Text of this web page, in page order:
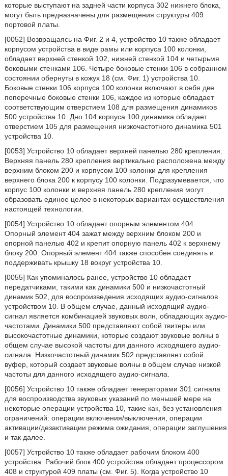
которые выступают на задней части корпуса 302 нижнего блока,
могут быть предназначены для размещения структуры 409
портовой платы.
[0052] Возвращаясь на Фиг. 2 и 4, устройство 10 также обладает
корпусом устройства в виде рамы или корпуса 100 колонки,
обладает верхней стенкой 102, нижней стенкой 104 и четырьмя
боковыми стенками 106. Четыре боковые стенки 106 в собранном
состоянии обернуты в кожух 18 (см. Фиг. 1) устройства 10.
Боковые стенки 106 корпуса 100 колонки включают в себя две
поперечные боковые стенки 106, каждое из которые обладает
соответствующим отверстием 108 для размещения динамиков
500 устройства 10. Дно 104 корпуса 100 динамика обладает
отверстием 105 для размещения низкочастотного динамика 501
устройства 10.
[0053] Устройство 10 обладает верхней панелью 280 крепления.
Верхняя панель 280 крепления вертикально расположена между
верхним блоком 200 и корпусом 100 колонки для крепления
верхнего блока 200 к корпусу 100 колонки. Подразумевается, что
корпус 100 колонки и верхняя панель 280 крепления могут
образовать единое целое в некоторых вариантах осуществления
настоящей технологии.
[0054] Устройство 10 обладает опорным элементом 404.
Опорный элемент 404 зажат между верхним блоком 200 и
опорной панелью 402 и крепит опорную панель 402 к верхнему
блоку 200. Опорный элемент 404 также способен соединять и
поддерживать крышку 18 вокруг устройства 10.
[0055] Как упоминалось ранее, устройство 10 обладает
передатчиками, такими как динамики 500 и низкочастотный
динамик 502, для воспроизведения исходящих аудио-сигналов
устройством 10. В общем случае, данный исходящий аудио-
сигнал является комбинацией звуковых волн, обладающих аудио-
частотами. Динамики 500 представляют собой твитеры или
высокочастотные динамики, которые создают звуковые волны в
общем случае высокой частоты для данного исходящего аудио-
сигнала. Низкочастотный динамик 502 представляет собой
вуфер, который создает звуковые волны в общем случае низкой
частоты для данного исходящего аудио-сигнала.
[0056] Устройство 10 также обладает генераторами 301 сигнала
для воспроизводства звуковых указаний по меньшей мере на
некоторые операции устройства 10, такие как, без установления
ограничений: операции включения/выключения, операции
активации/дезактивации режима ожидания, операции заглушения
и так далее.
[0057] Устройство 10 также обладает рабочим блоком 400
устройства. Рабочий блок 400 устройства обладает процессором
408 и структурой 409 платы (см. Фиг. 5). Когда устройство 10